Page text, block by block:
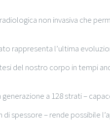
radiologica non invasiva che
rappresenta l’ultima
del nostro corpo in tempi
generazione a 128 strati –
di spessore – rende possibile